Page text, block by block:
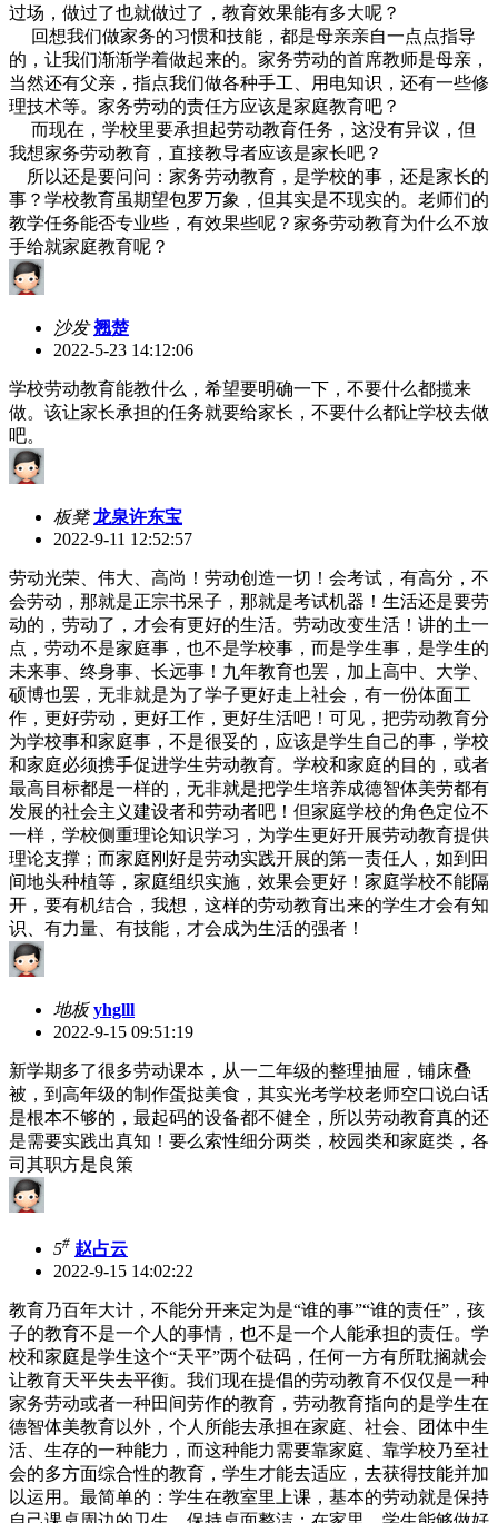
过场，做过了也就做过了，教育效果能有多大呢？
回想我们做家务的习惯和技能，都是母亲亲自一点点指导
的，让我们渐渐学着做起来的。家务劳动的首席教师是母亲，
当然还有父亲，指点我们做各种手工、用电知识，还有一些修
理技术等。家务劳动的责任方应该是家庭教育吧？
而现在，学校里要承担起劳动教育任务，这没有异议，但
我想家务劳动教育，直接教导者应该是家长吧？
所以还是要问问：家务劳动教育，是学校的事，还是家长的
事？学校教育虽期望包罗万象，但其实是不现实的。老师们的
教学任务能否专业些，有效果些呢？家务劳动教育为什么不放
手给就家庭教育呢？
沙发 翘楚
2022-5-23 14:12:06
学校劳动教育能教什么，希望要明确一下，不要什么都揽来
做。该让家长承担的任务就要给家长，不要什么都让学校去做
吧。
板凳 龙泉许东宝
2022-9-11 12:52:57
劳动光荣、伟大、高尚！劳动创造一切！会考试，有高分，不
会劳动，那就是正宗书呆子，那就是考试机器！生活还是要劳
动的，劳动了，才会有更好的生活。劳动改变生活！讲的土一
点，劳动不是家庭事，也不是学校事，而是学生事，是学生的
未来事、终身事、长远事！九年教育也罢，加上高中、大学、
硕博也罢，无非就是为了学子更好走上社会，有一份体面工
作，更好劳动，更好工作，更好生活吧！可见，把劳动教育分
为学校事和家庭事，不是很妥的，应该是学生自己的事，学校
和家庭必须携手促进学生劳动教育。学校和家庭的目的，或者
最高目标都是一样的，无非就是把学生培养成德智体美劳都有
发展的社会主义建设者和劳动者吧！但家庭学校的角色定位不
一样，学校侧重理论知识学习，为学生更好开展劳动教育提供
理论支撑；而家庭刚好是劳动实践开展的第一责任人，如到田
间地头种植等，家庭组织实施，效果会更好！家庭学校不能隔
开，要有机结合，我想，这样的劳动教育出来的学生才会有知
识、有力量、有技能，才会成为生活的强者！
地板 yhglll
2022-9-15 09:51:19
新学期多了很多劳动课本，从一二年级的整理抽屉，铺床叠
被，到高年级的制作蛋挞美食，其实光考学校老师空口说白话
是根本不够的，最起码的设备都不健全，所以劳动教育真的还
是需要实践出真知！要么索性细分两类，校园类和家庭类，各
司其职方是良策
5# 赵占云
2022-9-15 14:02:22
教育乃百年大计，不能分开来定为是“谁的事”“谁的责任”，孩
子的教育不是一个人的事情，也不是一个人能承担的责任。学
校和家庭是学生这个“天平”两个砝码，任何一方有所耽搁就会
让教育天平失去平衡。我们现在提倡的劳动教育不仅仅是一种
家务劳动或者一种田间劳作的教育，劳动教育指向的是学生在
德智体美教育以外，个人所能去承担在家庭、社会、团体中生
活、生存的一种能力，而这种能力需要靠家庭、靠学校乃至社
会的多方面综合性的教育，学生才能去适应，去获得技能并加
以运用。最简单的：学生在教室里上课，基本的劳动就是保持